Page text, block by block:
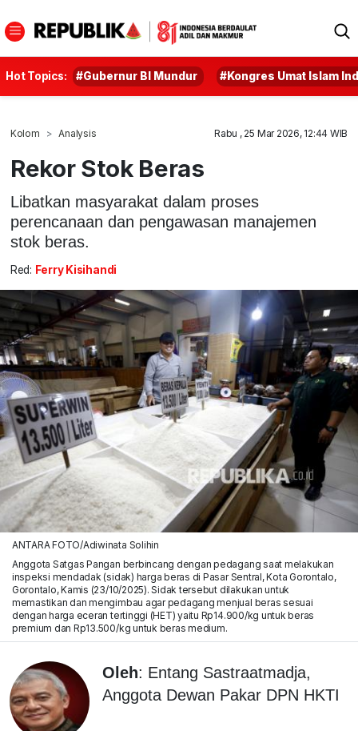
Hot Topics: #Gubernur BI Mundur #Kongres Umat Islam
Kolom Analysis Rabu , 25 Mar 2026, 12:44 WIB
Rekor Stok Beras
Libatkan masyarakat dalam proses
perencanaan dan pengawasan manajemen
stok beras.
Red: Ferry Kisihandi
ANTARA FOTO/Adiwinata Solihin
Anggota Satgas Pangan berbincang dengan pedagang saat melakukan
inspeksi mendadak (sidak) harga beras di Pasar Sentral, Kota Gorontalo,
Gorontalo, Kamis (23/10/2025). Sidak tersebut dilakukan untuk
memastikan dan mengimbau agar pedagang menjual beras sesuai
dengan harga eceran tertinggi (HET) yaitu Rp14.900/kg untuk beras
premium dan Rp13.500/kg untuk beras medium.
Oleh: Entang Sastraatmadja,
Anggota Dewan Pakar DPN HKTI